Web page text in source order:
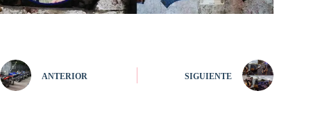
ANTERIOR SIGUIENTE